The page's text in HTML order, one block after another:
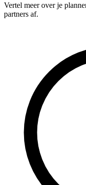
Vertel meer over je
partners af.